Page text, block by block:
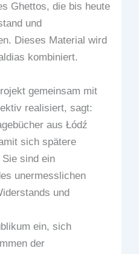
Ghettos, die bis heute
und
Dieses Material wird
kombiniert.
gemeinsam mit
realisiert, sagt:
aus Łódź
sich spätere
sind ein
unermesslichen
und
ein, sich
der